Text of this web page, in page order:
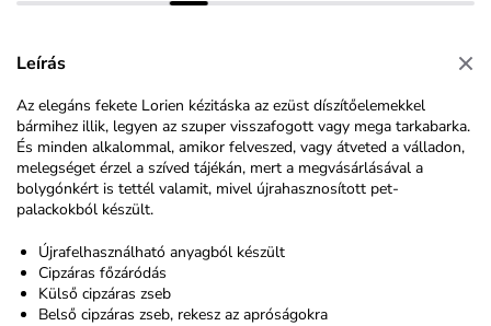
Leírás
Az elegáns fekete Lorien kézitáska az ezüst díszítőelemekkel
bármihez illik, legyen az szuper visszafogott vagy mega tarkabarka.
És minden alkalommal, amikor felveszed, vagy átveted a válladon,
melegséget érzel a szíved tájékán, mert a megvásárlásával a
bolygónkért is tettél valamit, mivel újrahasznosított pet-
palackokból készült.
Újrafelhasználható anyagból készült
Cipzáras főzáródás
Külső cipzáras zseb
Belső cipzáras zseb, rekesz az apróságokra